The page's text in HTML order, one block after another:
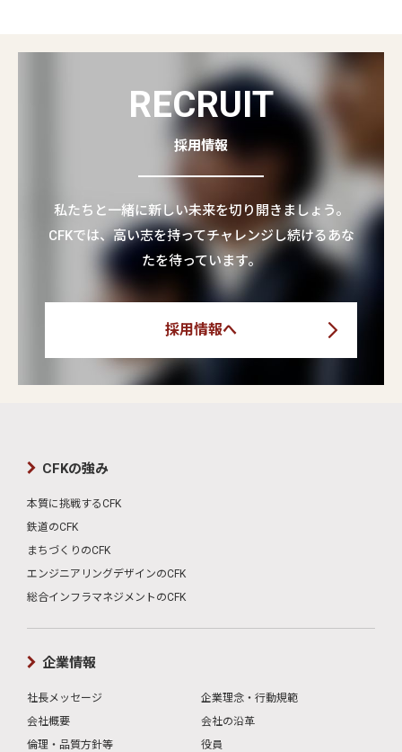
RECRUIT
採用情報
私たちと一緒に新しい未来を切り開きましょう。
CFKでは、高い志を持ってチャレンジし続けるあな
たを待っています。
採用情報へ
CFKの強み
本質に挑戦するCFK
鉄道のCFK
まちづくりのCFK
エンジニアリングデザインのCFK
総合インフラマネジメントのCFK
企業情報
社長メッセージ
企業理念・行動規範
会社概要
会社の沿革
倫理・品質方針等
役員